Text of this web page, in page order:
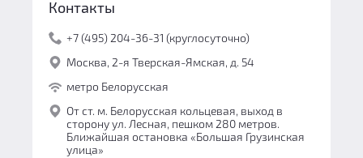
Контакты
+7 (495) 204-36-31 (круглосуточно)
Москва, 2-я Тверская-Ямская, д. 54
метро Белорусская
От ст. м. Белорусская кольцевая, выход в
сторону ул. Лесная, пешком 280 метров.
Ближайшая остановка «Большая Грузинская
улица»